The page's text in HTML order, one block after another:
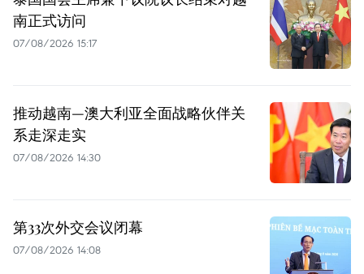
南正式访问
07/08/2026 15:17
推动越南—澳大利亚全面战略伙伴关
系走深走实
07/08/2026 14:30
第33次外交会议闭幕
07/08/2026 14:08